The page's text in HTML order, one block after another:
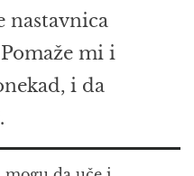
nastavnica
mi i
i da